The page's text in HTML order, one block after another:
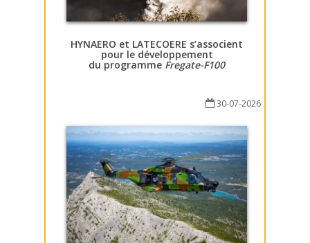
HYNAERO et LATECOERE s’associent
pour le développement
du programme Fregate-F100
30-07-2026